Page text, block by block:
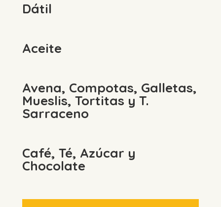
Dátil
Aceite
Avena, Compotas, Galletas,
Mueslis, Tortitas y T.
Sarraceno
Café, Té, Azúcar y
Chocolate